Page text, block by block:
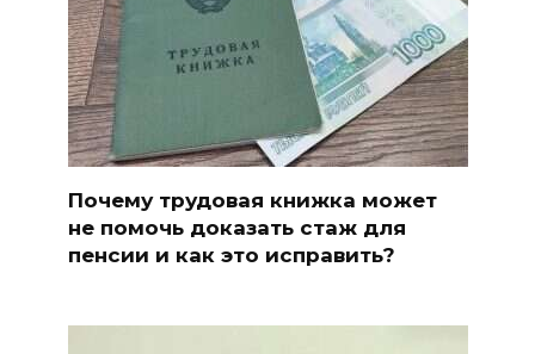
Почему трудовая книжка может
не помочь доказать стаж для
пенсии и как это исправить?